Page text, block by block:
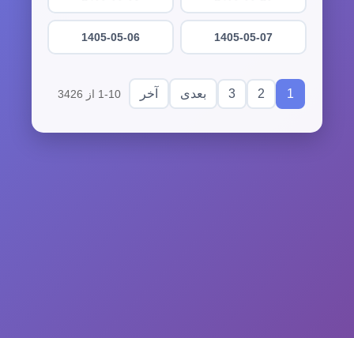
1405-05-07
1405-05-06
1
2
3 بعدی آخر 1-10 از 3426